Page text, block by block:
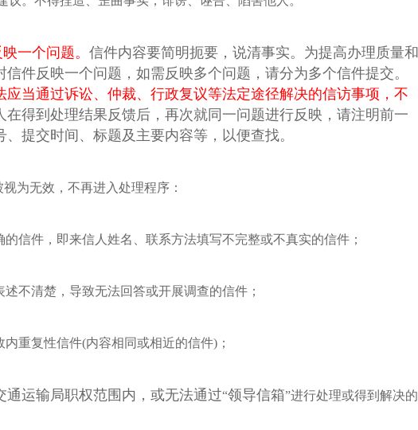
一个问题。 信件内容要简明扼要，说清事实。为提高办理质量和
信件反映一个问题，如需反映多个问题，请分为多个信件提交。
应当通过诉讼、仲裁、行政复议等法定途径解决的信访事项，不
在得到处理结果反馈后，再次就同一问题进行反映，请注明前一
、提交时间、标题及主要内容等，以便查找。
为无效，不再进入处理程序：
的信件，即来信人姓名、联系方法填写不完整或不真实的信件；
述不清楚，导致无法回答或开展调查的信件；
内重复性信件(内容相同或相近的信件)；
通运输局职权范围内，或无法通过“领导信箱”进行处理或得到解决的